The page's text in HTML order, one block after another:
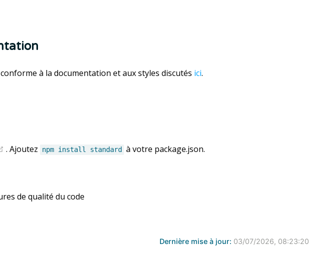
à la documentation et aux styles discutés ici.
(opens new window)
. Ajoutez npm install standard à votre package.json.
new window)
de qualité du code
Dernière mise à jour: 03/07/2026, 08:23:20